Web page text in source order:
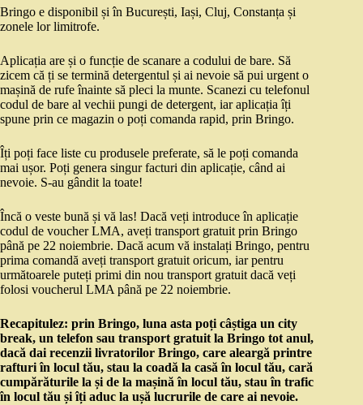
Bringo e disponibil și în București, Iași, Cluj, Constanța și
zonele lor limitrofe.
Aplicația are și o funcție de scanare a codului de bare. Să
zicem că ți se termină detergentul și ai nevoie să pui urgent o
mașină de rufe înainte să pleci la munte. Scanezi cu telefonul
codul de bare al vechii pungi de detergent, iar aplicația îți
spune prin ce magazin o poți comanda rapid, prin Bringo.
Îți poți face liste cu produsele preferate, să le poți comanda
mai ușor. Poți genera singur facturi din aplicație, când ai
nevoie. S-au gândit la toate!
Încă o veste bună și vă las! Dacă veți introduce în aplicație
codul de voucher LMA, aveți transport gratuit prin Bringo
până pe 22 noiembrie. Dacă acum vă instalați Bringo, pentru
prima comandă aveți transport gratuit oricum, iar pentru
următoarele puteți primi din nou transport gratuit dacă veți
folosi voucherul LMA până pe 22 noiembrie.
Recapitulez: prin Bringo, luna asta poți câștiga un city
break, un telefon sau transport gratuit la Bringo tot anul,
dacă dai recenzii livratorilor Bringo, care aleargă printre
rafturi în locul tău, stau la coadă la casă în locul tău, cară
cumpărăturile la și de la mașină în locul tău, stau în trafic
în locul tău și îți aduc la ușă lucrurile de care ai nevoie.